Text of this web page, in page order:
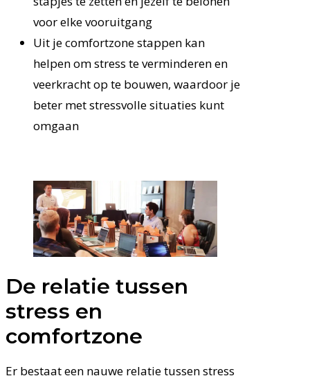
voor elke vooruitgang
Uit je comfortzone stappen kan
helpen om stress te verminderen en
veerkracht op te bouwen, waardoor je
beter met stressvolle situaties kunt
omgaan
De relatie tussen
stress en
comfortzone
Er bestaat een nauwe relatie tussen stress